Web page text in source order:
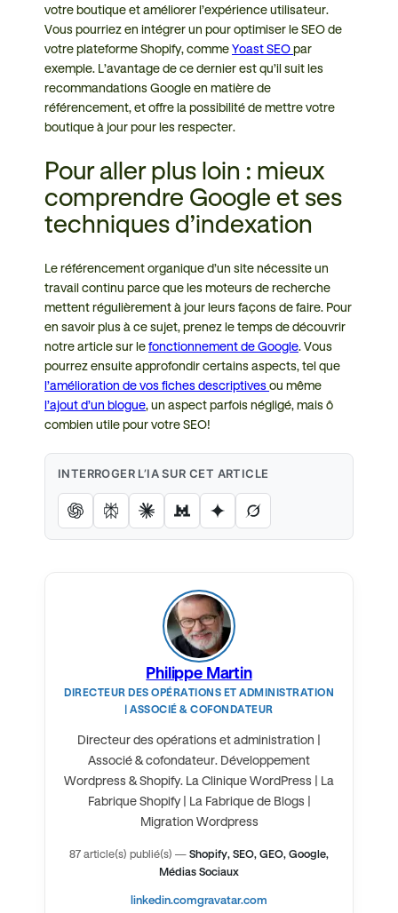
votre boutique et améliorer l’expérience utilisateur.
Vous pourriez en intégrer un pour optimiser le SEO de
votre plateforme Shopify, commeYoast SEOpar
exemple. L’avantage de ce dernier est qu’il suit les
recommandations Google en matière de
référencement, et offre la possibilité de mettre votre
boutique à jour pour les respecter.
Pour aller plus loin : mieux
comprendre Google et ses
techniques d’indexation
Le référencement organique d’un site nécessite un
travail continu parce que les moteurs de recherche
mettent régulièrement à jour leurs façons de faire. Pour
en savoir plus à ce sujet, prenez le temps de découvrir
notre article sur lefonctionnement de Google. Vous
pourrez ensuite approfondir certains aspects, tel que
l’amélioration de vos fiches descriptivesou même
l’ajout d’un blogue, un aspect parfois négligé, mais ô
combien utile pour votre SEO!
INTERROGER L’IA SUR CET ARTICLE
Philippe Martin
DIRECTEUR DES OPÉRATIONS ET ADMINISTRATION
| ASSOCIÉ & COFONDATEUR
Directeur des opérations et administration |
Associé & cofondateur. Développement
Wordpress & Shopify. La Clinique WordPress | La
Fabrique Shopify | La Fabrique de Blogs |
Migration Wordpress
87 article(s) publié(s) — Shopify, SEO, GEO, Google,
Médias Sociaux
linkedin.comgravatar.com